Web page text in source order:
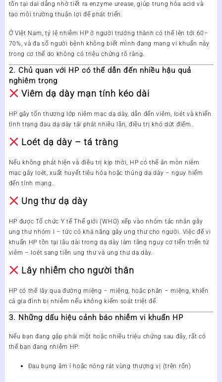
tồn tại dai dẳng nhờ tiết ra enzyme urease, giúp trung hòa acid và
tạo môi trường thuận lợi để phát triển.
Ở Việt Nam, tỷ lệ nhiễm HP ở người trưởng thành có thể lên tới 60–
70%, và đa số người bệnh không biết mình đang mang vi khuẩn này
trong cơ thể do không có triệu chứng rõ ràng.
2. Chủ quan với HP có thể dẫn đến nhiều hậu quả
nghiêm trọng
Viêm dạ dày mạn tính kéo dài
HP gây tổn thương lớp niêm mạc dạ dày, dẫn đến viêm, loét và khiến
tình trạng đau dạ dày tái phát nhiều lần, điều trị khó dứt điểm.
Loét dạ dày – tá tràng
Nếu không phát hiện và điều trị kịp thời, HP có thể ăn mòn niêm
mạc gây loét, xuất huyết tiêu hóa hoặc thủng dạ dày – nguy hiểm
đến tính mạng.
Ung thư dạ dày
HP được Tổ chức Y tế Thế giới (WHO) xếp vào nhóm tác nhân gây
ung thư nhóm I
– tức có khả năng gây ung thư cho người. Việc để vi
khuẩn HP tồn tại lâu dài trong dạ dày làm tăng nguy cơ tiến triển từ
viêm – loét sang tiền ung thư và ung thư dạ dày.
Lây nhiễm cho người thân
HP có thể lây qua đường miệng – miệng, hoặc phân – miệng, khiến
cả gia đình bị nhiễm nếu không kiểm soát triệt để.
3. Những dấu hiệu cảnh báo nhiễm vi khuẩn HP
Nếu bạn đang gặp phải một hoặc nhiều triệu chứng sau đây, rất có
thể bạn đang nhiễm HP:
Đau bụng âm ỉ hoặc nóng rát vùng thượng vị (trên rốn)